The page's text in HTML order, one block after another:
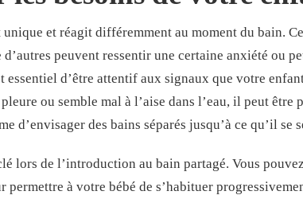
unique et réagit différemment au moment du bain.
d’autres peuvent ressentir une certaine anxiété ou
essentiel d’être attentif aux signaux que votre
ou semble mal à l’aise dans l’eau, il peut être
d’envisager des bains séparés jusqu’à ce qu’il se
lors de l’introduction au bain partagé. Vous
permettre à votre bébé de s’habituer